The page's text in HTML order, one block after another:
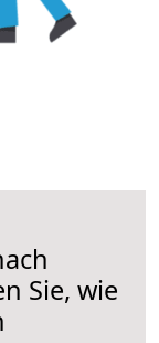
Sie, wie